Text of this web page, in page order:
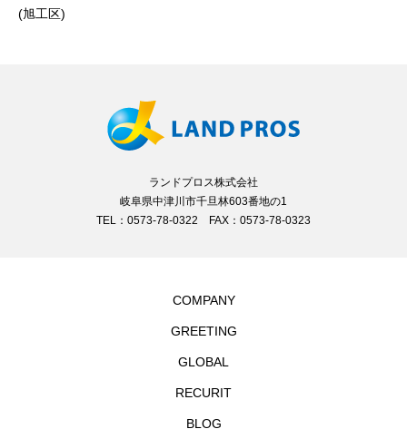
(旭工区)
ランドプロス株式会社
岐阜県中津川市千旦林603番地の1
TEL：0573-78-0322 FAX：0573-78-0323
COMPANY
GREETING
GLOBAL
RECURIT
BLOG